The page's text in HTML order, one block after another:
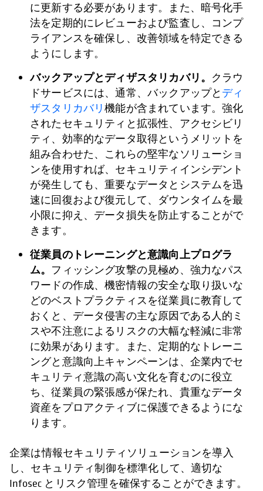
に更新する必要があります。また、暗号化手
法を定期的にレビューおよび監査し、コンプ
ライアンスを確保し、改善領域を特定できる
ようにします。
バックアップとディザスタリカバリ。 クラウ
ドサービスには、通常、バックアップと ディ
ザスタリカバリ機能が含まれています。強化
されたセキュリティと拡張性、アクセシビリ
ティ、効率的なデータ取得というメリットを
組み合わせた、これらの堅牢なソリューショ
ンを使用すれば、セキュリティインシデント
が発生しても、重要なデータとシステムを迅
速に回復および復元して、ダウンタイムを最
小限に抑え、データ損失を防止することがで
きます。
従業員のトレーニングと意識向上プログラ
ム。 フィッシング攻撃の見極め、強力なパス
ワードの作成、機密情報の安全な取り扱いな
どのベストプラクティスを従業員に教育して
おくと、データ侵害の主な原因である人的ミ
スや不注意によるリスクの大幅な軽減に非常
に効果があります。また、定期的なトレーニ
ングと意識向上キャンペーンは、企業内でセ
キュリティ意識の高い文化を育むのに役立
ち、従業員の緊張感が保たれ、貴重なデータ
資産をプロアクティブに保護できるようにな
ります。
企業は情報セキュリティソリューションを導入
し、セキュリティ制御を標準化して、適切な
Infosec とリスク管理を確保することができます。